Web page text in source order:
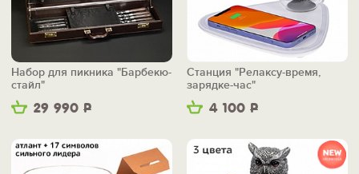
29 990 Р
Набор для пикника "Барбекю-
стайл"
4 100 Р
Станция "Релаксу-время,
зарядке-час"